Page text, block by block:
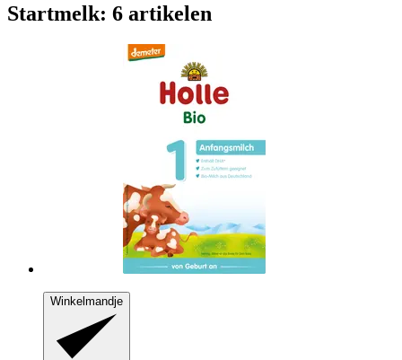
Startmelk: 6 artikelen
Winkelmandje